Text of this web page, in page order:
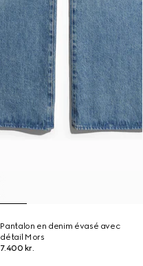
Pantalon en denim évasé avec
détail Mors
7.400 kr.